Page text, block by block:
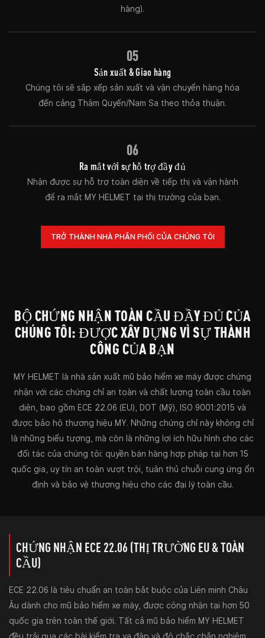
hàng).
05
Sản xuất & Giao hàng
Chúng tôi sẽ sắp xếp sản xuất và vận chuyển hàng hóa
đến cảng Thâm Quyến/Nam Sa theo thỏa thuận.
06
Ra mắt với sự hỗ trợ đầy đủ
Nhận được sự hỗ trợ toàn diện về tiếp thị và vận hành
để ra mắt MY HELMET tại thị trường của bạn.
TRỞ THÀNH NHÀ PHÂN PHỐI CỦA CHÚNG TÔI
BỘ CHỨNG NHẬN TOÀN CẦU ĐẦY ĐỦ CỦA
CHÚNG TÔI: ĐƯỢC XÂY DỰNG VÌ SỰ THÀNH
CÔNG CỦA BẠN
MY HELMET là nhà sản xuất mũ bảo hiểm xe máy được chứng
nhận với các chứng chỉ an toàn và chất lượng toàn cầu toàn
diện, bao gồm ECE 22.06 (EU), DOT (Mỹ), ISO 9001:2015 và
được bảo hộ thương hiệu MY. Những chứng chỉ này không chỉ
là những biểu tượng, mà còn là những lợi ích hữu hình cho các
đối tác của chúng tôi: quyền bán hàng hợp pháp tại hơn 15
quốc gia, uy tín an toàn vượt trội, tuân thủ chuỗi cung ứng ổn
định và bảo vệ thương hiệu cho các đại lý toàn cầu.
CHỨNG NHẬN ECE 22.06 (THỊ TRƯỜNG EU & TOÀN
CẦU)
ECE 22.06 là tiêu chuẩn an toàn bắt buộc của Liên minh Châu
Âu dành cho mũ bảo hiểm xe máy, được công nhận tại hơn 50
quốc gia trên toàn thế giới. Tất cả mũ bảo hiểm MY HELMET